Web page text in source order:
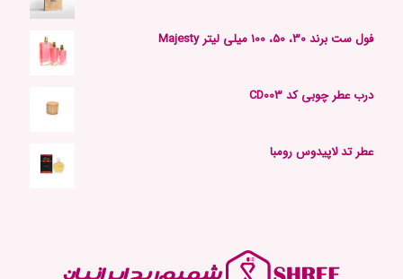
فول ست برند 30، 50، 100 میلی لیتر Majesty
درب عطر چوبی کد CD003
عطر تد لاپیدوس رومبا